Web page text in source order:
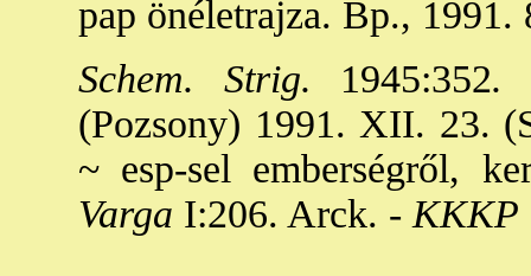
pap önéletrajza. Bp., 1991.
Schem. Strig. 1945:352.
(Pozsony) 1991. XII. 23.
~ esp-sel emberségről,
Varga I:206. Arck. - KKKP